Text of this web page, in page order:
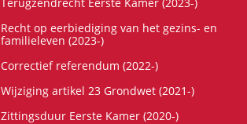
Recht op eerbiediging van het gezins- en
familieleven (2023-)
Correctief referendum (2022-)
Wijziging artikel 23 Grondwet (2021-)
Zittingsduur Eerste Kamer (2020-)